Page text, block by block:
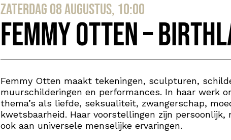
zaterdag 08 augustus, 10:00
Femmy Otten –
Femmy Otten maakt tekeningen, sculpturen,
muurschilderingen en performances. In haar werk
thema’s als liefde, seksualiteit, zwangerschap,
kwetsbaarheid. Haar voorstellingen zijn persoonlijk,
ook aan universele menselijke ervaringen.